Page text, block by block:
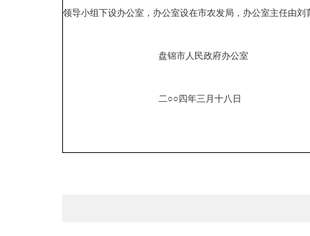
领导小组下设办公室，办公室设在市农发局，办公室主任由刘
盘锦市人民政府办公室
二○○四年三月十八日